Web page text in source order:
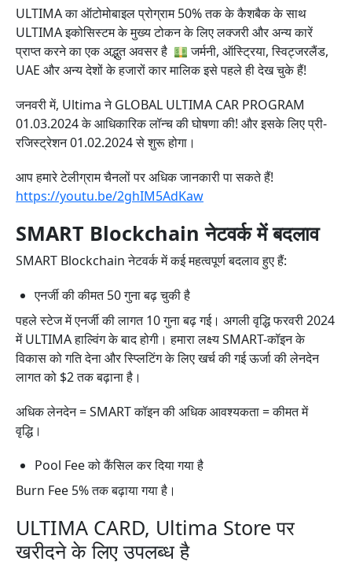
ULTIMA का ऑटोमोबाइल प्रोग्राम 50% तक के कैशबैक के साथ
ULTIMA इकोसिस्टम के मुख्य टोकन के लिए लक्जरी और अन्य कारें
प्राप्त करने का एक अद्भुत अवसर है
जर्मनी, ऑस्ट्रिया, स्विट्जरलैंड,
UAE और अन्य देशों के हजारों कार मालिक इसे पहले ही देख चुके हैं!
जनवरी में, Ultima ने GLOBAL ULTIMA CAR PROGRAM
01.03.2024 के आधिकारिक लॉन्च की घोषणा की! और इसके लिए प्री-
रजिस्ट्रेशन 01.02.2024 से शुरू होगा।
आप हमारे टेलीग्राम चैनलों पर अधिक जानकारी पा सकते हैं!
https://youtu.be/2ghIM5AdKaw
SMART Blockchain नेटवर्क में बदलाव
SMART Blockchain नेटवर्क में कई महत्वपूर्ण बदलाव हुए हैं:
एनर्जी की कीमत 50 गुना बढ़ चुकी है
पहले स्टेज में एनर्जी की लागत 10 गुना बढ़ गई। अगली वृद्धि फरवरी 2024
में ULTIMA हाल्विंग के बाद होगी। हमारा लक्ष्य SMART-कॉइन के
विकास को गति देना और स्प्लिटिंग के लिए खर्च की गई ऊर्जा की लेनदेन
लागत को $2 तक बढ़ाना है।
अधिक लेनदेन = SMART कॉइन की अधिक आवश्यकता = कीमत में
वृद्धि।
Pool Fee को कैंसिल कर दिया गया है
Burn Fee 5% तक बढ़ाया गया है।
ULTIMA CARD, Ultima Store पर
खरीदने के लिए उपलब्ध है